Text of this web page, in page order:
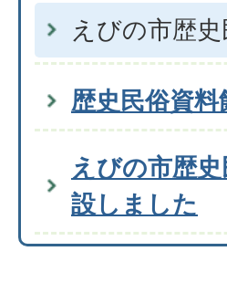
えびの市歴
歴史民俗資料
えびの市歴
設しました